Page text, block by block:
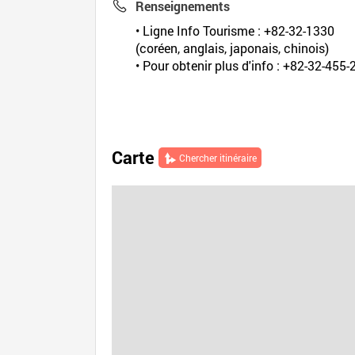
Renseignements
• Ligne Info Tourisme : +82-32-1330
(coréen, anglais, japonais, chinois)
• Pour obtenir plus d'info : +82-32-455-
Carte Chercher itinéraire